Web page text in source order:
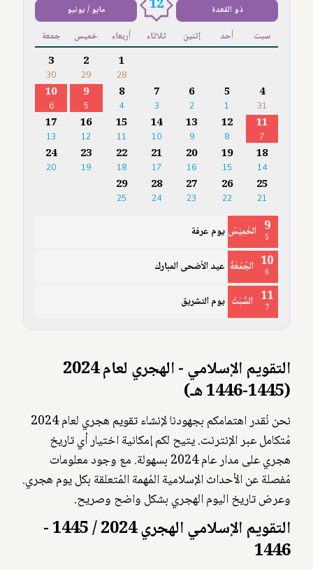
ذو القعدة 12 مايو / يونيو
سبت أحد إثنين ثلاثاء أربعاء خميس جمعة
1
28
2
29
3
30
4
31
5
1
6
2
7
3
8
4
9
5
10
6
11
7
12
8
13
9
14
10
15
11
16
12
17
13
18
14
19
15
20
16
21
17
22
18
23
19
24
20
25
21
26
22
27
23
28
24
29
25
9
5 الخَمِيْسُ يوم عرفة
10
6 الجُمُعَةُ عيد الأضحى المبارك
11
7 السَّبْتُ يوم التشريق
التقويم الإسلامي - الهجري لعام 2024
(1445-1446 هـ)
نحن نُقدر اهتمامكم بجهودنا لإنشاء تقويم هجري لعام 2024
مُتكامل عبر الإنترنت. يتيح لكم إمكانية اختيار أي تاريخ
هجري على مدار عام 2024 بسهولة. مع وجود معلومات
مُفصلة عن الأحداث الإسلامية المُهمة المُتعلقة بكل يوم هجري.
وعرض تاريخ اليوم الهجري بشكل واضح وصريح.
التقويم الإسلامي الهجري 2024 / 1445 -
1446